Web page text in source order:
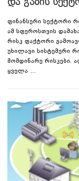
ფინანსური სექტორი
ამ სფეროსთვის
რისკ ფაქტორი
უხილავი სისტემური
მომდინარე რისკები.
ყველა …